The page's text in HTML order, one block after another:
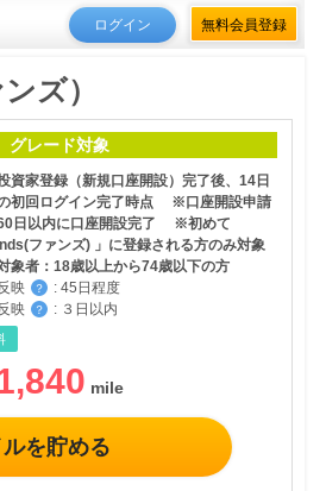
ログイン 無料会員登録
ズ）
グレード対象
資家登録（新規口座開設）完了後、14日
初回ログイン完了時点 ※口座開設申請
日以内に口座開設完了 ※初めて
ファンズ) 」に登録される方のみ対象
者：18歳以上から74歳以下の方
映
？ : 45日程度
映
？ : ３日以内
を貯める